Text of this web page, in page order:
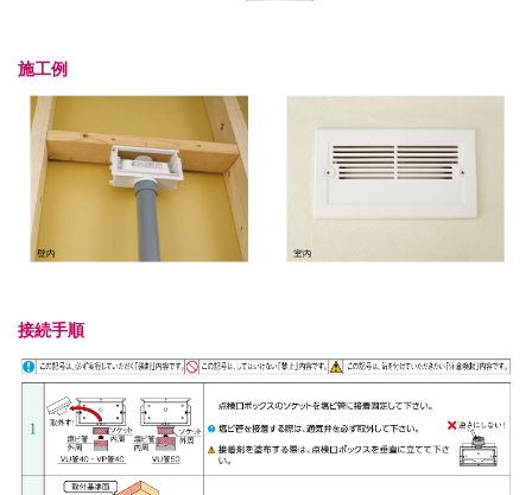
施工例
接続手順